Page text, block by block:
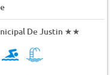
De Justin ★★